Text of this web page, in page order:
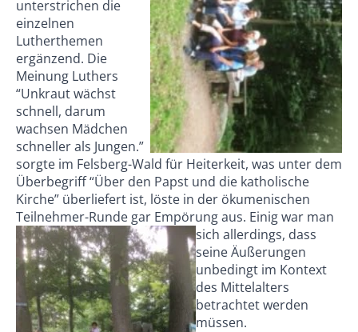
unterstrichen die
einzelnen
Lutherthemen
ergänzend. Die
Meinung Luthers
“Unkraut wächst
schnell, darum
wachsen Mädchen
schneller als Jungen.”
sorgte im Felsberg-Wald für Heiterkeit, was unter dem
Überbegriff “Über den Papst und die katholische
Kirche” überliefert ist, löste in der ökumenischen
Teilnehmer-Runde gar Empörung aus. Einig war man
sich allerdings, dass
seine Äußerungen
unbedingt im Kontext
des Mittelalters
betrachtet werden
müssen.